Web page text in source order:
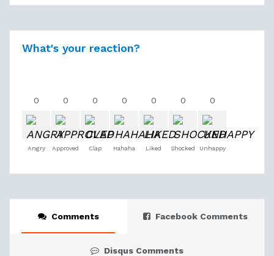
What's your reaction?
0
Angry
0
Approved
0
Clap
0
Hahaha
0
Liked
0
Shocked
0
Unhappy
Comments Facebook Comments
Disqus Comments